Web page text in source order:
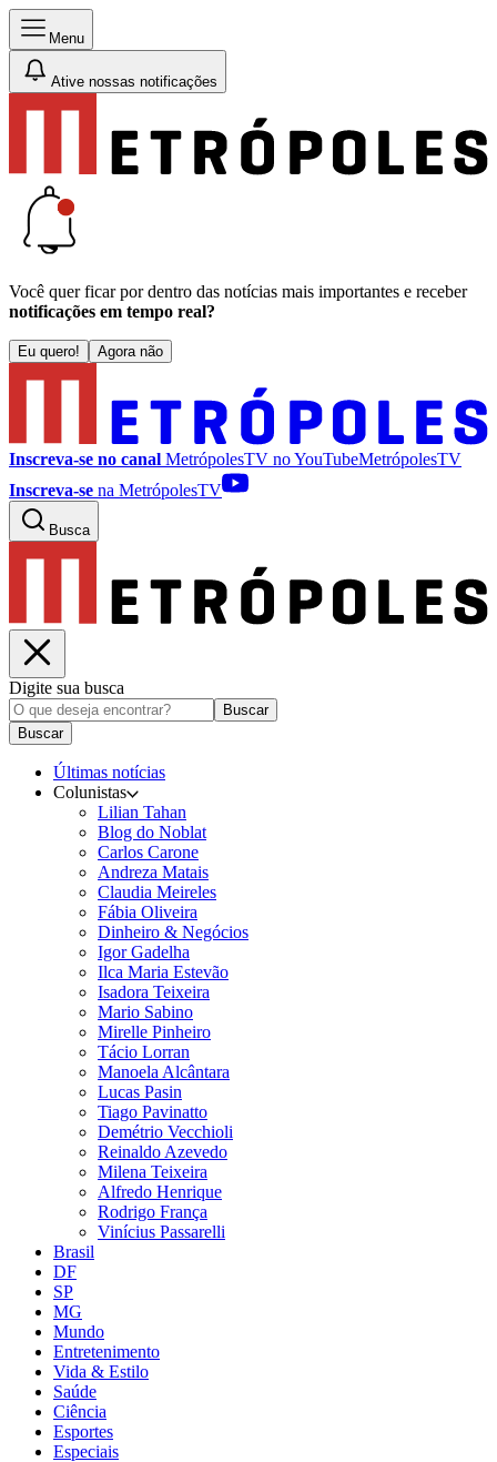
Menu
Ative nossas notificações
Você quer ficar por dentro das notícias mais importantes e receber
notificações em tempo real?
Eu quero! Agora não
Inscreva-se no canal MetrópolesTV noYouTubeMetrópolesTV
Inscreva-se na MetrópolesTV
Busca
Digite sua busca
Buscar
Buscar
Últimas notícias
Colunistas
Lilian Tahan
Blog do Noblat
Carlos Carone
Andreza Matais
Claudia Meireles
Fábia Oliveira
Dinheiro & Negócios
Igor Gadelha
Ilca Maria Estevão
Isadora Teixeira
Mario Sabino
Mirelle Pinheiro
Tácio Lorran
Manoela Alcântara
Lucas Pasin
Tiago Pavinatto
Demétrio Vecchioli
Reinaldo Azevedo
Milena Teixeira
Alfredo Henrique
Rodrigo França
Vinícius Passarelli
Brasil
DF
SP
MG
Mundo
Entretenimento
Vida & Estilo
Saúde
Ciência
Esportes
Especiais